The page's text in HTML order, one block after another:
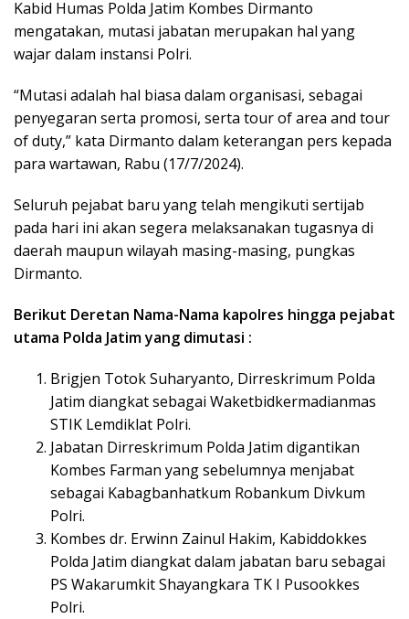
Kabid Humas Polda Jatim Kombes Dirmanto
mengatakan, mutasi jabatan merupakan hal yang
wajar dalam instansi Polri.
“Mutasi adalah hal biasa dalam organisasi, sebagai
penyegaran serta promosi, serta tour of area and tour
of duty,” kata Dirmanto dalam keterangan pers kepada
para wartawan, Rabu (17/7/2024).
Seluruh pejabat baru yang telah mengikuti sertijab
pada hari ini akan segera melaksanakan tugasnya di
daerah maupun wilayah masing-masing, pungkas
Dirmanto.
Berikut Deretan Nama-Nama kapolres hingga pejabat
utama Polda Jatim yang dimutasi :
Brigjen Totok Suharyanto, Dirreskrimum Polda
Jatim diangkat sebagai Waketbidkermadianmas
STIK Lemdiklat Polri.
Jabatan Dirreskrimum Polda Jatim digantikan
Kombes Farman yang sebelumnya menjabat
sebagai Kabagbanhatkum Robankum Divkum
Polri.
Kombes dr. Erwinn Zainul Hakim, Kabiddokkes
Polda Jatim diangkat dalam jabatan baru sebagai
PS Wakarumkit Shayangkara TK I Pusookkes
Polri.